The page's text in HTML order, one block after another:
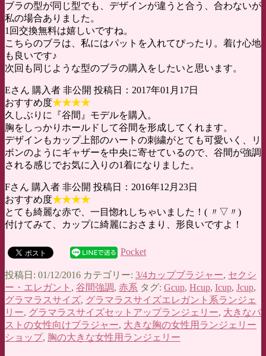
ブラの型が同じ型でも、デザインが違うと合う、合わないが
私の場合ありました。
1回交換無料は嬉しいですね。
こちらのブラは、私にはパットを入れてぴったり。着け心地
も良いです♪
次回も同じような型のブラの購入をしたいと思います。
Eさん 購入者 非公開 投稿日：2017年01月17日
おすすめ度★★★★
久しぶりに『谷間』モデルを購入。
胸をしっかりホールドして谷間を形成してくれます。
デザインもカップ上部のハートの刺繍がとても可愛いく、リ
ボンのようにギャザーを中央に寄せているので、谷間が強調
される感じでお気に入りの1着になりました。
Fさん 購入者 非公開 投稿日：2016年12月23日
おすすめ度★★★★
とても綺麗な赤で、一目惚れしちゃいました！( 〃▽〃)
付けてみて、カップに綺麗におさまり、形良いですよ！
Pocket
投稿日: 01/12/2016 カテゴリー: 3/4カップブラジャー, セクシ
ー・エレガント , 谷間強調, 赤系 タグ: Gcup, Hcup, Icup, Jcup,
グラマラスサイズ, グラマラスサイズエレガント系ランジェ
リー, グラマラスサイズセットアップランジェリー, 大きなバ
ストの女性向けブラジャー, 大きな胸の女性用ランジェリー
ショップ, 胸の大きな女性用ランジェリー